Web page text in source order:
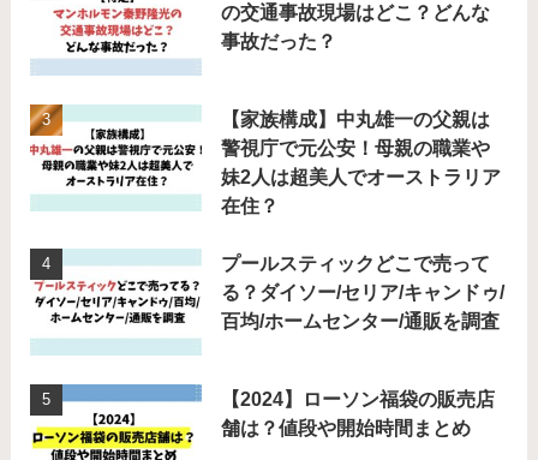
の交通事故現場はどこ？どんな
事故だった？
【家族構成】中丸雄一の父親は
警視庁で元公安！母親の職業や
妹2人は超美人でオーストラリア
在住？
プールスティックどこで売って
る？ダイソー/セリア/キャンドゥ/
百均/ホームセンター/通販を調査
【2024】ローソン福袋の販売店
舗は？値段や開始時間まとめ